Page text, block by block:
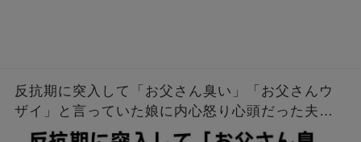
反抗期に突入して「お父さん臭い」「お父さんウ
ザイ」と言っていた娘に内心怒り心頭だった夫
「大学合格おめでとう。臭くてうざいお父さんに